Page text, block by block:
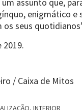
enigmático e
os seus
2019.
/ Caixa de Mitos
, INTERIOR